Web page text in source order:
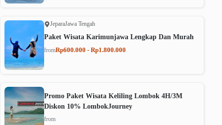
JeparaJawa Tengah
Paket Wisata Karimunjawa Lengkap Dan Murah
fromRp600.000 - Rp1.800.000
Promo Paket Wisata Keliling Lombok 4H/3M
Diskon 10% LombokJourney
from